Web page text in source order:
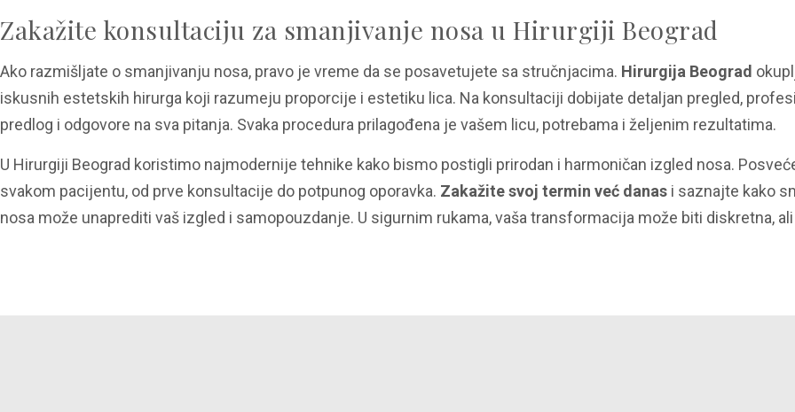
Zakažite konsultaciju za smanjivanje nosa u Hirurgiji Beograd
Ako razmišljate o smanjivanju nosa, pravo je vreme da se posavetujete sa stručnjacima. Hirurgija Beograd
iskusnih estetskih hirurga koji razumeju proporcije i estetiku lica. Na konsultaciji dobijate detaljan pregled,
predlog i odgovore na sva pitanja. Svaka procedura prilagođena je vašem licu, potrebama i željenim rezultatima.
U Hirurgiji Beograd koristimo najmodernije tehnike kako bismo postigli prirodan i harmoničan izgled nosa.
svakom pacijentu, od prve konsultacije do potpunog oporavka. Zakažite svoj termin već danas i saznajte kako
nosa može unaprediti vaš izgled i samopouzdanje. U sigurnim rukama, vaša transformacija može biti diskretna,